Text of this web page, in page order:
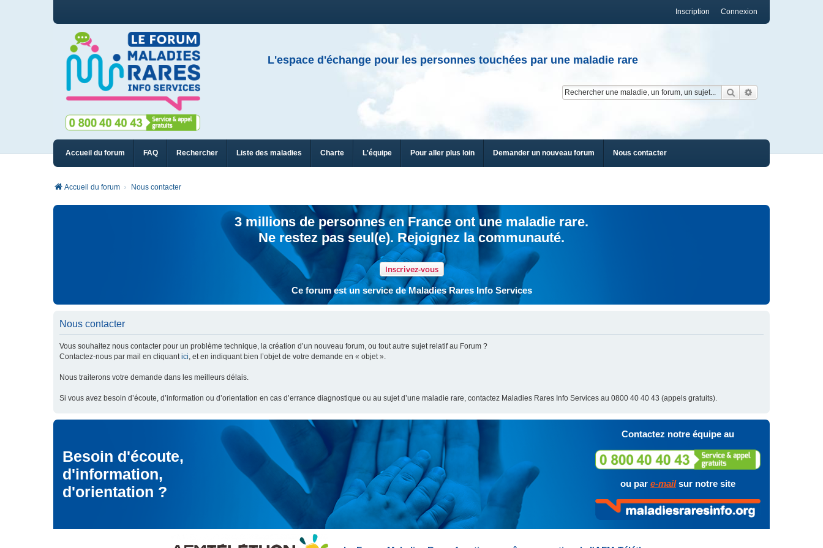
Connexion
Inscription
L'espace d'échange pour les personnes touchées par une maladie rare
Rechercher
Accueil du forum FAQ Rechercher Liste des maladies Charte L'équipe Pour aller plus loin Demander un nouveau forum Nous contacter
Accueil du forum Nous contacter
3 millions de personnes en France ont une maladie rare.
Ne restez pas seul(e). Rejoignez la communauté.
Inscrivez-vous
Ce forum est un service de Maladies Rares Info Services
Nous contacter
Vous souhaitez nous contacter pour un problème technique, la création d’un nouveau forum, ou tout autre sujet relatif au Forum ?
Contactez-nous par mail en cliquantici, et en indiquant bien l’objet de votre demande en « objet ».
Nous traiterons votre demande dans les meilleurs délais.
Si vous avez besoin d’écoute, d’information ou d’orientation en cas d’errance diagnostique ou au sujet d’une maladie rare, contactez Maladies Rares Info Services au 0800 40 40 43 (appels gratuits).
Besoin d'écoute,
d'information,
d'orientation ?
Contactez notre équipe au
ou par e-mailsur notre site